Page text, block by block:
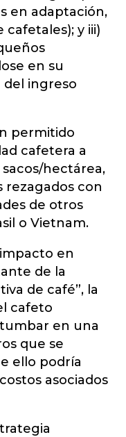
en adaptación,
cafetales); y iii)
en su
del ingreso
permitido
cafetera a
hectárea,
rezagados con
de otros
o Vietnam.
en
de la
de café”, la
cafeto
en una
que se
ello podría
asociados